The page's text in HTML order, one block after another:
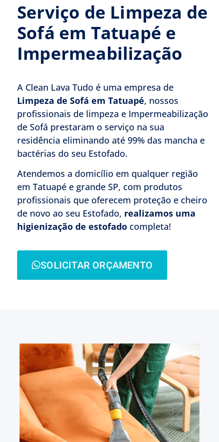
Serviço de Limpeza de
Sofá em Tatuapé e
Impermeabilização
A Clean Lava Tudo é uma empresa de
Limpeza de Sofá em Tatuapé, nossos
profissionais de limpeza e Impermeabilização
de Sofá prestaram o serviço na sua
residência eliminando até 99% das mancha e
bactérias do seu Estofado.
Atendemos a domicílio em qualquer região
em Tatuapé e grande SP, com produtos
profissionais que oferecem proteção e cheiro
de novo ao seu Estofado, realizamos uma
higienização de estofado completa!
SOLICITAR ORÇAMENTO